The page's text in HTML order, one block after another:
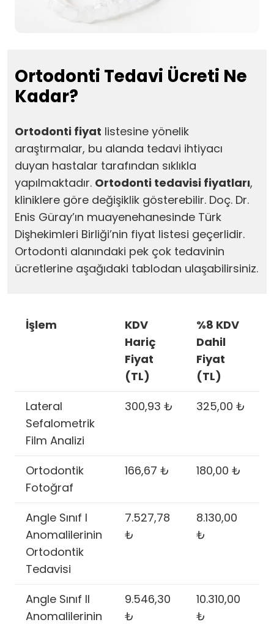
Ortodonti Tedavi Ücreti Ne
Kadar?
Ortodonti fiyat listesine yönelik
araştırmalar, bu alanda tedavi ihtiyacı
duyan hastalar tarafından sıklıkla
yapılmaktadır. Ortodonti tedavisi fiyatları,
kliniklere göre değişiklik gösterebilir. Doç. Dr.
Enis Güray’ın muayenehanesinde Türk
Dişhekimleri Birliği’nin fiyat listesi geçerlidir.
Ortodonti alanındaki pek çok tedavinin
ücretlerine aşağıdaki tablodan ulaşabilirsiniz.
İşlem
KDV
Hariç
Fiyat
(TL)
%8 KDV
Dahil
Fiyat
(TL)
Lateral
Sefalometrik
Film Analizi
300,93 ₺ 325,00 ₺
Ortodontik
Fotoğraf
166,67 ₺ 180,00 ₺
Angle Sınıf I
Anomalilerinin
Ortodontik
Tedavisi
7.527,78
₺
8.130,00
₺
Angle Sınıf II
Anomalilerinin
9.546,30
₺
10.310,00
₺